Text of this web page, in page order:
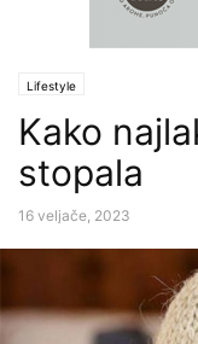
Lifestyle
Kako
stopala
16 veljače, 2023